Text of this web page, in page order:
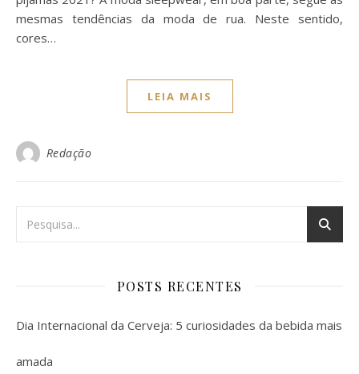
mesmas tendências da moda de rua. Neste sentido,
cores…
LEIA MAIS
Redação
POSTS RECENTES
Dia Internacional da Cerveja: 5 curiosidades da bebida mais
amada